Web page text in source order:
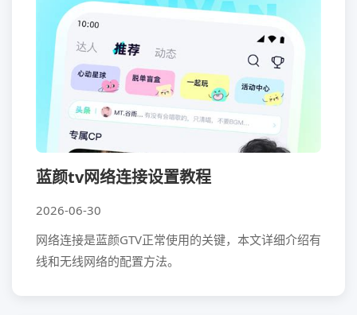
蓝颜tv网络连接设置教程
2026-06-30
网络连接是蓝颜GTV正常使用的关键，本文详细介绍有
线和无线网络的配置方法。